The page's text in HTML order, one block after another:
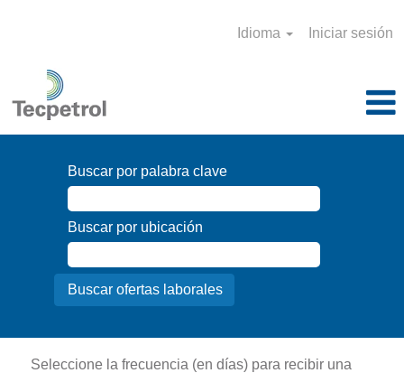
Idioma Iniciar sesión
Buscar por palabra clave
Buscar por ubicación
Seleccione la frecuencia (en días) para recibir una